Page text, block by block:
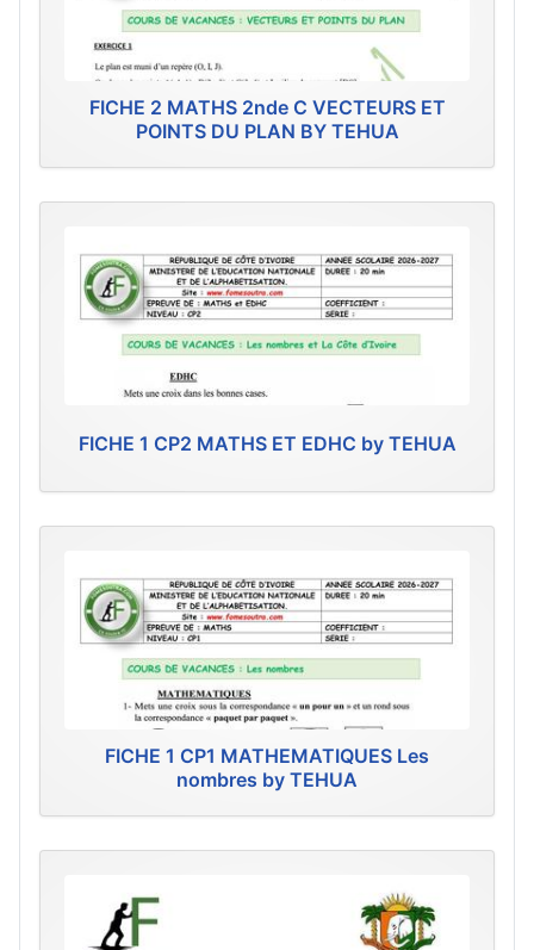
FICHE 2 MATHS 2nde C VECTEURS ET
POINTS DU PLAN BY TEHUA
FICHE 1 CP2 MATHS ET EDHC by TEHUA
FICHE 1 CP1 MATHEMATIQUES Les
nombres by TEHUA